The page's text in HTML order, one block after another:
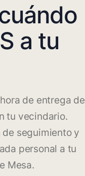
a tu
de entrega de
tu vecindario.
seguimiento y
personal a tu
Mesa.